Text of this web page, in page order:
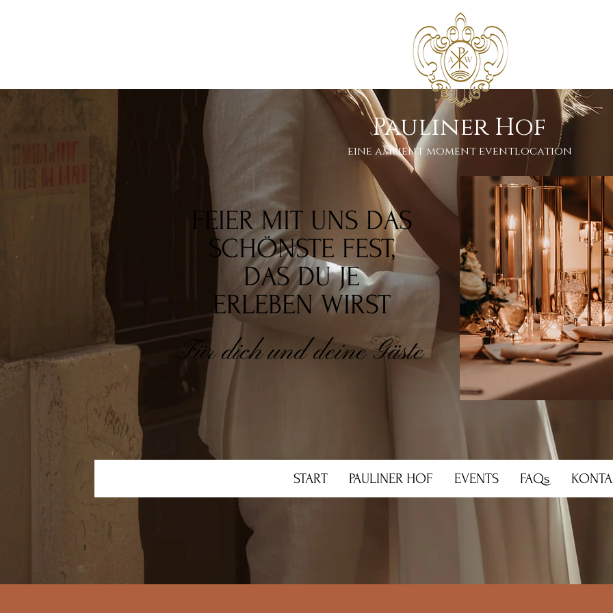
Pauliner Hof
eine ambient moment eventlocation
FEIER MIT UNS DAS
SCHÖNSTE FEST,
DAS DU JE
ERLEBEN WIRST
Für dich und deine Gäste
START PAULINER HOF EVENTS FAQs